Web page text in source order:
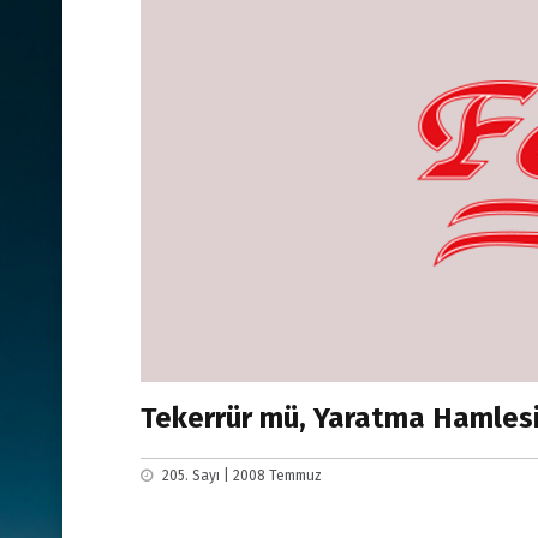
Tekerrür mü, Yaratma
205. Sayı | 2008 Temmuz